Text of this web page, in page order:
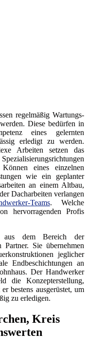
regelmäßig Wartungs-
Diese bedürfen in
eines gelernten
erledigt zu werden.
Arbeiten setzen das
eines einzelnen
wie ein geplanter
an einem Altbau,
Dacharbeiten verlangen
Teams. Welche
hervorragenden Profis
aus dem Bereich der
Sie übernehmen
jeglicher
Endbeschichtungen an
Der Handwerker
die Konzepterstellung,
bestens ausgerüstet, um
zu erledigen.
Kreis